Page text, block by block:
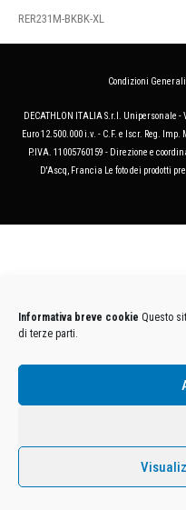
Informativa breve cookie Questo
di terze parti.
RER231M-BKBK-XL
Condizioni
DECATHLON ITALIA S.r.l. Unipersonale
Euro 12.500.000 i.v. - C.F. e Iscr. Reg.
P.IVA. 11005760159 - Direzione e
D'Ascq, Francia Le foto dei prodotti